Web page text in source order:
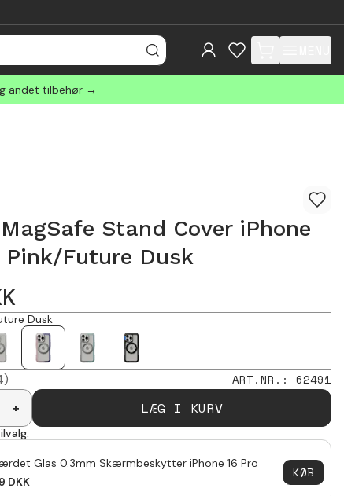
items in cart, view
andet tilbehør →
Stand Cover iPhone
Pink/Future Dusk
Dusk
ART.NR. : 62491
+ LÆG I KURV
Glas 0.3mm Skærmbeskytter iPhone 16 Pro
DKK
KØB